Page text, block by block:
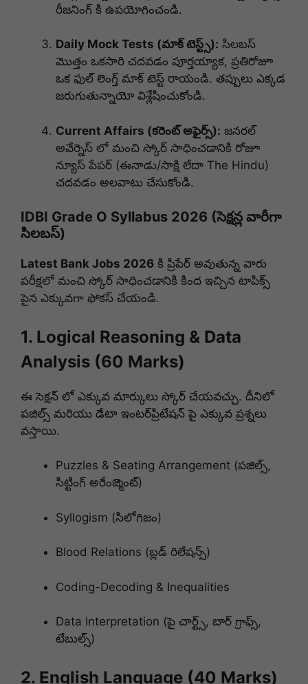
రీజనింగ్ కి ఉపయోగించండి.
Daily Mock Tests (మాక్ టెస్ట్స్): సిలబస్
మొత్తం ఒకసారి చదవడం పూర్తయ్యాక, ప్రతిరోజూ
ఒక ఫుల్ లెంగ్త్ మాక్ టెస్ట్ రాయండి. తప్పులు ఎక్కడ
జరుగుతున్నాయో విశ్లేషించుకోండి.
Current Affairs (కరెంట్ అఫైర్స్): జనరల్
అవేర్నెస్ లో మంచి స్కోర్ సాధించడానికి రోజూ
న్యూస్ పేపర్ (ఈనాడు/సాక్షి లేదా The Hindu)
చదవడం అలవాటు చేసుకోండి.
IDBI Grade O Syllabus 2026 (సెక్షన్ల వారీగా
సిలబస్)
Latest Bank Jobs 2026 కి ప్రిపేర్ అవుతున్న వారు
పరీక్షలో మంచి స్కోర్ సాధించడానికి కింద ఇచ్చిన టాపిక్స్
పైన ఎక్కువగా ఫోకస్ చేయండి.
1. Logical Reasoning & Data
Analysis (60 Marks)
ఈ సెక్షన్ లో ఎక్కువ మార్కులు స్కోర్ చేయవచ్చు. దీనిలో
పజిల్స్ మరియు డేటా ఇంటర్‌ప్రిటేషన్ పై ఎక్కువ ప్రశ్నలు
వస్తాయి.
Puzzles & Seating Arrangement (పజిల్స్,
సిట్టింగ్ అరేంజ్మెంట్)
Syllogism (సిలోగిజం)
Blood Relations (బ్లడ్ రిలేషన్స్)
Coding-Decoding & Inequalities
Data Interpretation (పై చార్ట్స్, బార్ గ్రాఫ్స్,
టేబుల్స్)
2. English Language (40 Marks)